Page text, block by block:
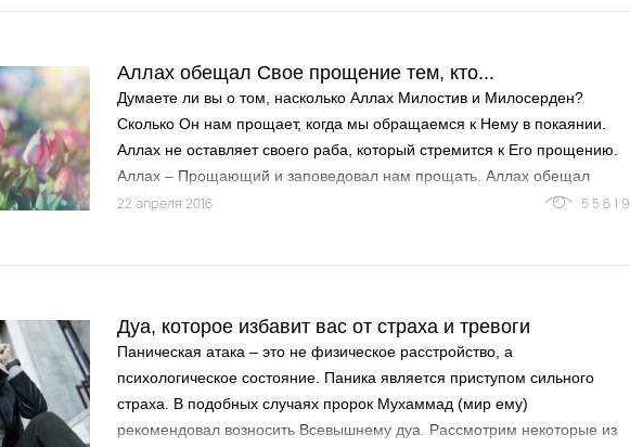
(салаваты), а кто хочет, уменьшит». (Ибн Маджа от Амира бин Рабиа)
Аллах обещал Свое прощение тем, кто...
Думаете ли вы о том, насколько Аллах Милостив и Милосерден?
Сколько Он нам прощает, когда мы обращаемся к Нему в покаянии.
Аллах не оставляет своего раба, который стремится к Его прощению.
Аллах – Прощающий и заповедовал нам прощать. Аллах обещал
даровать награду человеку, который прощает ошибки других. Во
22 апреля 2016 55619
Дуа, которое избавит вас от страха и тревоги
Паническая атака – это не физическое расстройство, а
психологическое состояние. Паника является приступом сильного
страха. В подобных случаях пророк Мухаммад (мир ему)
рекомендовал возносить Всевышнему дуа. Рассмотрим некоторые из